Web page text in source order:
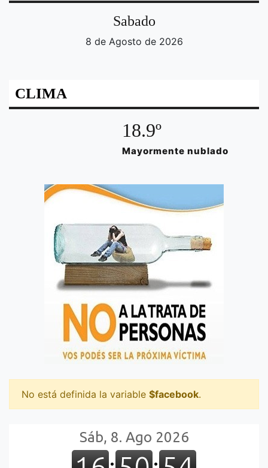
Sabado
8 de Agosto de 2026
CLIMA
18.9º
Mayormente nublado
No está definida la variable $facebook.